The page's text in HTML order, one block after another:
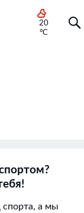
20
°C
а мы